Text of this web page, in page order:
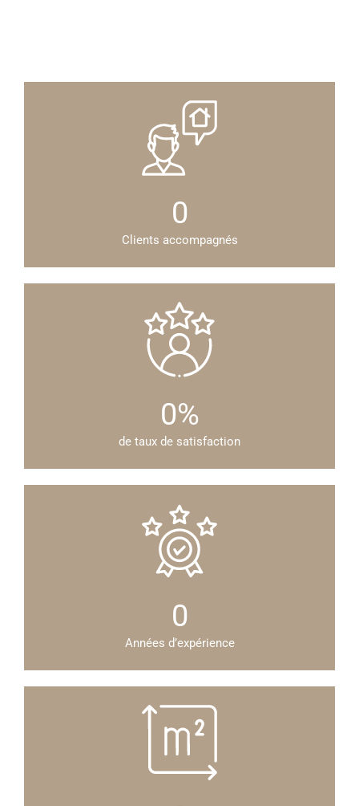
0
Clients accompagnés
0%
de taux de satisfaction
0
Années d’expérience